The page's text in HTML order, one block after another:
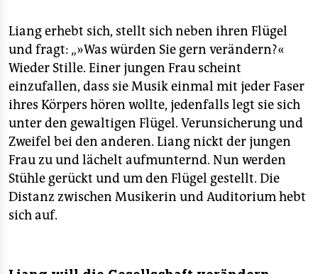
Liang erhebt sich, stellt sich neben ihren Flügel
und fragt: „»Was würden Sie gern verändern?«
Wieder Stille. Einer jungen Frau scheint
einzufallen, dass sie Musik einmal mit jeder Faser
ihres Körpers hören wollte, jedenfalls legt sie sich
unter den gewaltigen Flügel. Verunsicherung und
Zweifel bei den anderen. Liang nickt der jungen
Frau zu und lächelt aufmunternd. Nun werden
Stühle gerückt und um den Flügel gestellt. Die
Distanz zwischen Musikerin und Auditorium hebt
sich auf.